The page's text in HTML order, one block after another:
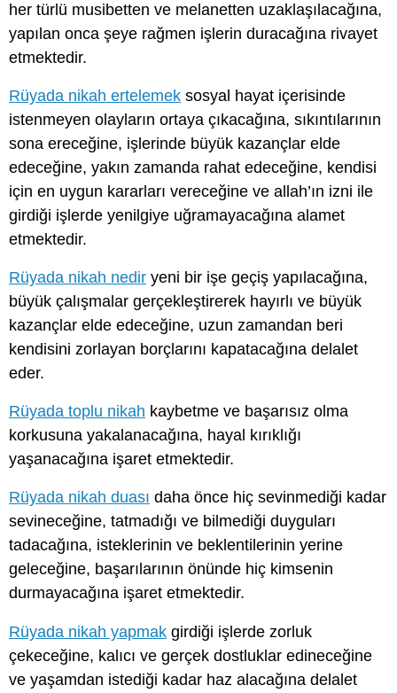
her türlü musibetten ve melanetten uzaklaşılacağına,
yapılan onca şeye rağmen işlerin duracağına rivayet
etmektedir.
Rüyada nikah ertelemek sosyal hayat içerisinde
istenmeyen olayların ortaya çıkacağına, sıkıntılarının
sona ereceğine, işlerinde büyük kazançlar elde
edeceğine, yakın zamanda rahat edeceğine, kendisi
için en uygun kararları vereceğine ve allah’ın izni ile
girdiği işlerde yenilgiye uğramayacağına alamet
etmektedir.
Rüyada nikah nedir yeni bir işe geçiş yapılacağına,
büyük çalışmalar gerçekleştirerek hayırlı ve büyük
kazançlar elde edeceğine, uzun zamandan beri
kendisini zorlayan borçlarını kapatacağına delalet
eder.
Rüyada toplu nikah kaybetme ve başarısız olma
korkusuna yakalanacağına, hayal kırıklığı
yaşanacağına işaret etmektedir.
Rüyada nikah duası daha önce hiç sevinmediği kadar
sevineceğine, tatmadığı ve bilmediği duyguları
tadacağına, isteklerinin ve beklentilerinin yerine
geleceğine, başarılarının önünde hiç kimsenin
durmayacağına işaret etmektedir.
Rüyada nikah yapmak girdiği işlerde zorluk
çekeceğine, kalıcı ve gerçek dostluklar edineceğine
ve yaşamdan istediği kadar haz alacağına delalet